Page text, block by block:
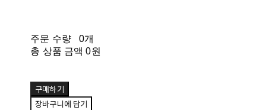
주문 수량
0개
총 상품 금액 0원
구매하기
장바구니에 담기